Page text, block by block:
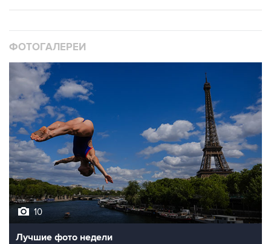
ФОТОГАЛЕРЕИ
10
Лучшие фото недели